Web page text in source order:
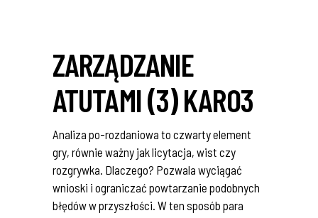
ZARZĄDZANIE
ATUTAMI (3) KARO3
Analiza po-rozdaniowa to czwarty element
gry, równie ważny jak licytacja, wist czy
rozgrywka. Dlaczego? Pozwala wyciągać
wnioski i ograniczać powtarzanie podobnych
błędów w przyszłości. W ten sposób para